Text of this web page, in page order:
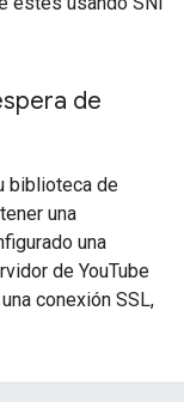
de
biblioteca de
una
una
de YouTube
conexión SSL,